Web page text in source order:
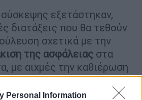
Personal Information
εξετάστηκαν,
διατάξεις που θα τεθούν
σχετικά με την
της ασφάλειας στα
με αιχμές την καθιέρωση
ποινικών και
εντός σαφών